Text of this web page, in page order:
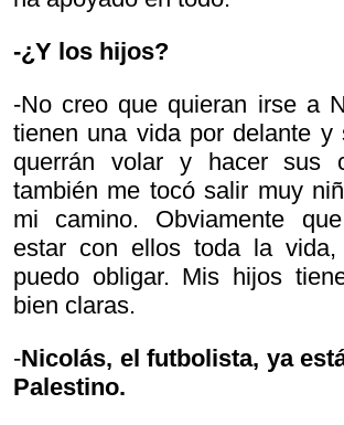
-¿Y los hijos?
-No creo que quieran irse a
tienen una vida por delante y
querrán volar y hacer sus
también me tocó salir muy
mi camino. Obviamente
estar con ellos toda la
puedo obligar. Mis hijos
bien claras.
-Nicolás, el futbolista, ya
Palestino.